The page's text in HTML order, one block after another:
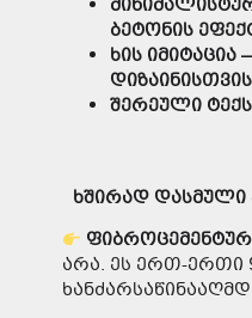
ბეტონის
ხის იმიტაცია
დიზაინისთვის
შერეული
ხშირად დასმული
არა. ეს ერთ-ერთი